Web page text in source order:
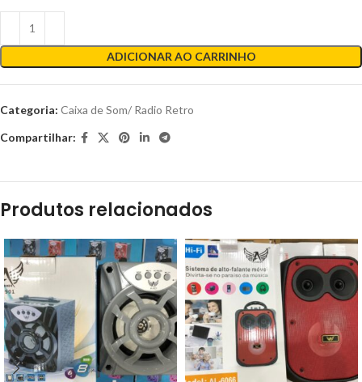
ADICIONAR AO CARRINHO
Categoria: Caixa de Som/ Radio Retro
Compartilhar:
Produtos relacionados